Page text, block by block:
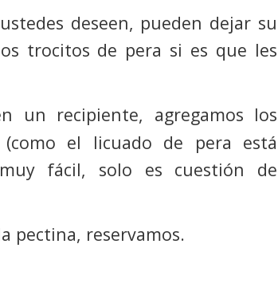
deseen, pueden dejar su
trocitos de pera si es que les
un recipiente, agregamos los
el licuado de pera está
fácil, solo es cuestión de
pectina, reservamos.